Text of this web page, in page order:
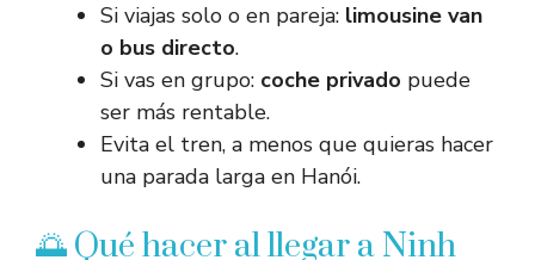
Si viajas solo o en pareja: limousine van
o bus directo.
Si vas en grupo: coche privado puede
ser más rentable.
Evita el tren, a menos que quieras hacer
una parada larga en Hanói.
🌅 Qué hacer al llegar a Ninh